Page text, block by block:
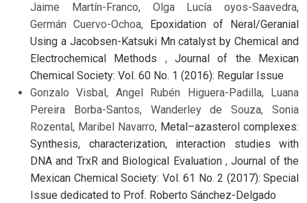
Jaime Martín-Franco, Olga Lucía oyos-Saavedra,
Germán Cuervo-Ochoa,
Epoxidation of Neral/Geranial
Using a Jacobsen-Katsuki Mn catalyst by Chemical and
Electrochemical Methods ,Journal of the Mexican
Chemical Society: Vol. 60 No. 1 (2016): Regular Issue
Gonzalo Visbal, Angel Rubén Higuera-Padilla, Luana
Pereira Borba-Santos, Wanderley de Souza, Sonia
Rozental, Maribel Navarro, Metal–azasterol complexes:
Synthesis, characterization, interaction studies with
DNA and TrxR and Biological Evaluation ,Journal of the
Mexican Chemical Society: Vol. 61 No. 2 (2017): Special
Issue dedicated to Prof. Roberto Sánchez-Delgado